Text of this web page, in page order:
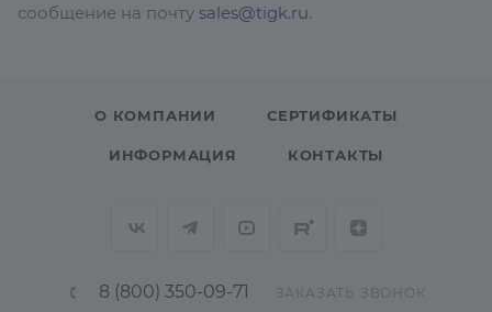
сообщение на почту sales@tigk.ru.
О КОМПАНИИ СЕРТИФИКАТЫ
ИНФОРМАЦИЯ КОНТАКТЫ
8 (800) 350-09-71 ЗАКАЗАТЬ ЗВОНОК